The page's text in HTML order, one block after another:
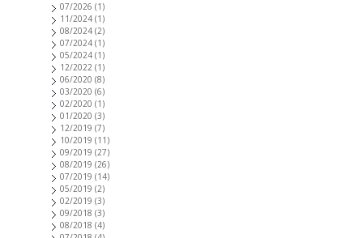
07/2026 (1)
11/2024 (1)
08/2024 (2)
07/2024 (1)
05/2024 (1)
12/2022 (1)
06/2020 (8)
03/2020 (6)
02/2020 (1)
01/2020 (3)
12/2019 (7)
10/2019 (11)
09/2019 (27)
08/2019 (26)
07/2019 (14)
05/2019 (2)
02/2019 (3)
09/2018 (3)
08/2018 (4)